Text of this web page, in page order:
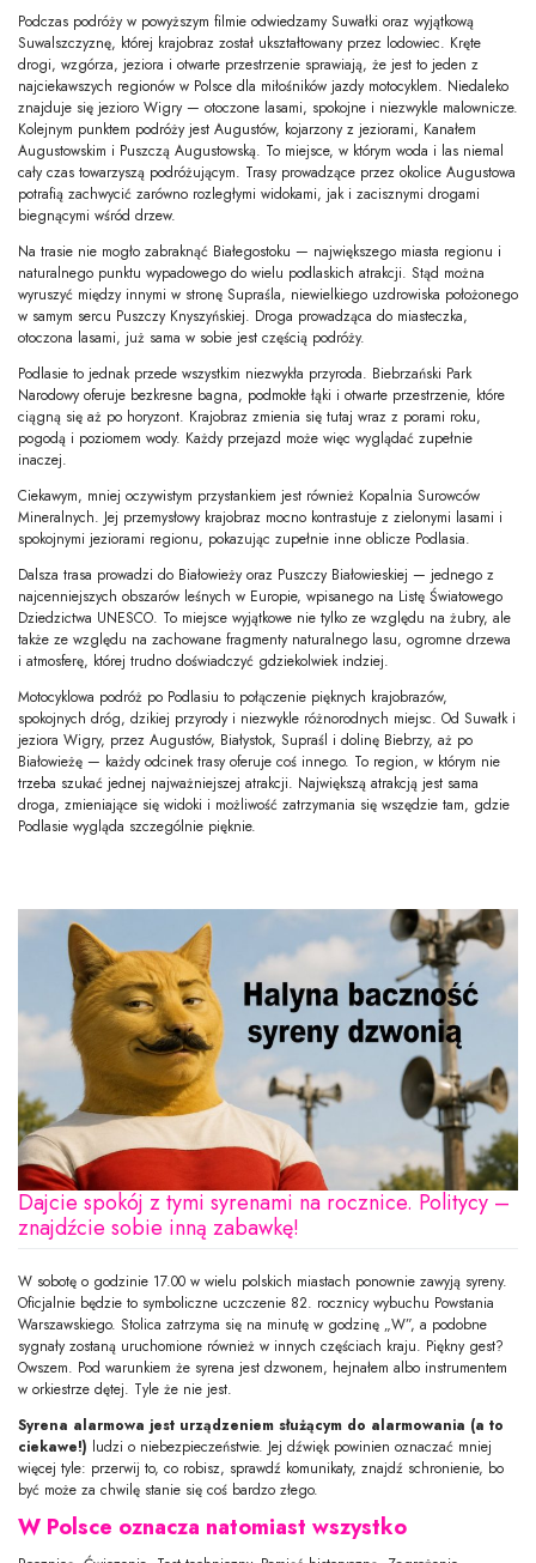
Podczas podróży w powyższym filmie odwiedzamy Suwałki oraz wyjątkową
Suwalszczyznę, której krajobraz został ukształtowany przez lodowiec. Kręte
drogi, wzgórza, jeziora i otwarte przestrzenie sprawiają, że jest to jeden z
najciekawszych regionów w Polsce dla miłośników jazdy motocyklem. Niedaleko
znajduje się jezioro Wigry — otoczone lasami, spokojne i niezwykle malownicze.
Kolejnym punktem podróży jest Augustów, kojarzony z jeziorami, Kanałem
Augustowskim i Puszczą Augustowską. To miejsce, w którym woda i las niemal
cały czas towarzyszą podróżującym. Trasy prowadzące przez okolice Augustowa
potrafią zachwycić zarówno rozległymi widokami, jak i zacisznymi drogami
biegnącymi wśród drzew.
Na trasie nie mogło zabraknąć Białegostoku — największego miasta regionu i
naturalnego punktu wypadowego do wielu podlaskich atrakcji. Stąd można
wyruszyć między innymi w stronę Supraśla, niewielkiego uzdrowiska położonego
w samym sercu Puszczy Knyszyńskiej. Droga prowadząca do miasteczka,
otoczona lasami, już sama w sobie jest częścią podróży.
Podlasie to jednak przede wszystkim niezwykła przyroda. Biebrzański Park
Narodowy oferuje bezkresne bagna, podmokłe łąki i otwarte przestrzenie, które
ciągną się aż po horyzont. Krajobraz zmienia się tutaj wraz z porami roku,
pogodą i poziomem wody. Każdy przejazd może więc wyglądać zupełnie
inaczej.
Ciekawym, mniej oczywistym przystankiem jest również Kopalnia Surowców
Mineralnych. Jej przemysłowy krajobraz mocno kontrastuje z zielonymi lasami i
spokojnymi jeziorami regionu, pokazując zupełnie inne oblicze Podlasia.
Dalsza trasa prowadzi do Białowieży oraz Puszczy Białowieskiej — jednego z
najcenniejszych obszarów leśnych w Europie, wpisanego na Listę Światowego
Dziedzictwa UNESCO. To miejsce wyjątkowe nie tylko ze względu na żubry, ale
także ze względu na zachowane fragmenty naturalnego lasu, ogromne drzewa
i atmosferę, której trudno doświadczyć gdziekolwiek indziej.
Motocyklowa podróż po Podlasiu to połączenie pięknych krajobrazów,
spokojnych dróg, dzikiej przyrody i niezwykle różnorodnych miejsc. Od Suwałk i
jeziora Wigry, przez Augustów, Białystok, Supraśl i dolinę Biebrzy, aż po
Białowieżę — każdy odcinek trasy oferuje coś innego. To region, w którym nie
trzeba szukać jednej najważniejszej atrakcji. Największą atrakcją jest sama
droga, zmieniające się widoki i możliwość zatrzymania się wszędzie tam, gdzie
Podlasie wygląda szczególnie pięknie.
Dajcie spokój z tymi syrenami na rocznice. Politycy –
znajdźcie sobie inną zabawkę!
W sobotę o godzinie 17.00 w wielu polskich miastach ponownie zawyją syreny.
Oficjalnie będzie to symboliczne uczczenie 82. rocznicy wybuchu Powstania
Warszawskiego. Stolica zatrzyma się na minutę w godzinę „W”, a podobne
sygnały zostaną uruchomione również w innych częściach kraju. Piękny gest?
Owszem. Pod warunkiem że syrena jest dzwonem, hejnałem albo instrumentem
w orkiestrze dętej. Tyle że nie jest.
Syrena alarmowa jest urządzeniem służącym do alarmowania (a to
ciekawe!) ludzi o niebezpieczeństwie. Jej dźwięk powinien oznaczać mniej
więcej tyle: przerwij to, co robisz, sprawdź komunikaty, znajdź schronienie, bo
być może za chwilę stanie się coś bardzo złego.
W Polsce oznacza natomiast wszystko